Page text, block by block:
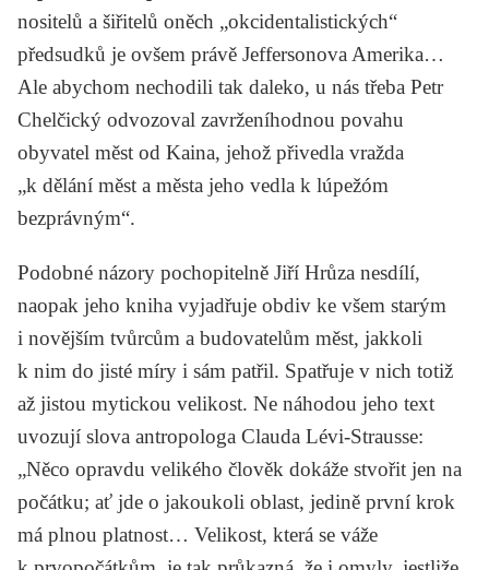
nositelů a šiřitelů oněch „okcidentalistických“
předsudků je ovšem právě Jeffersonova Amerika…
Ale abychom nechodili tak daleko, u nás třeba Petr
Chelčický odvozoval zavrženíhodnou povahu
obyvatel měst od Kaina, jehož přivedla vražda
„k dělání měst a města jeho vedla k lúpežóm
bezprávným“.
Podobné názory pochopitelně Jiří Hrůza nesdílí,
naopak jeho kniha vyjadřuje obdiv ke všem starým
i novějším tvůrcům a budovatelům měst, jakkoli
k nim do jisté míry i sám patřil. Spatřuje v nich totiž
až jistou mytickou velikost. Ne náhodou jeho text
uvozují slova antropologa Clauda Lévi-Strausse:
„Něco opravdu velikého člověk dokáže stvořit jen na
počátku; ať jde o jakoukoli oblast, jedině první krok
má plnou platnost… Velikost, která se váže